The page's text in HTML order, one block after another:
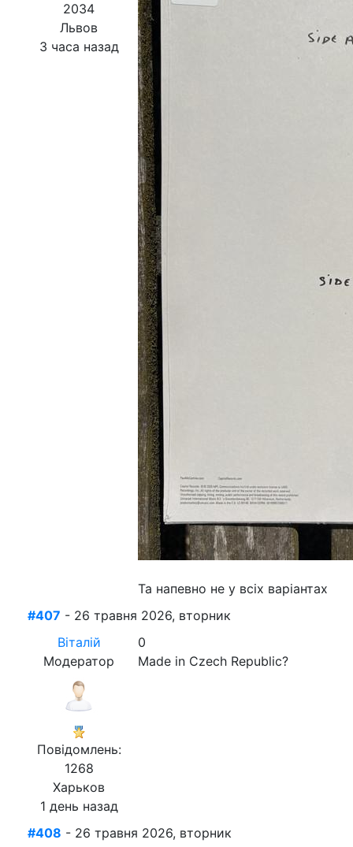
2034
Львов
3 часа назад
Та напевно не у всіх варіантах
#407 - 26 травня 2026, вторник
Віталій
Модератор
Повідомлень:
1268
Харьков
1 день назад
0
Made in Czech Republic?
#408 - 26 травня 2026, вторник